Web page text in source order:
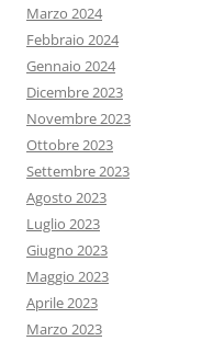
Marzo 2024
Febbraio 2024
Gennaio 2024
Dicembre 2023
Novembre 2023
Ottobre 2023
Settembre 2023
Agosto 2023
Luglio 2023
Giugno 2023
Maggio 2023
Aprile 2023
Marzo 2023